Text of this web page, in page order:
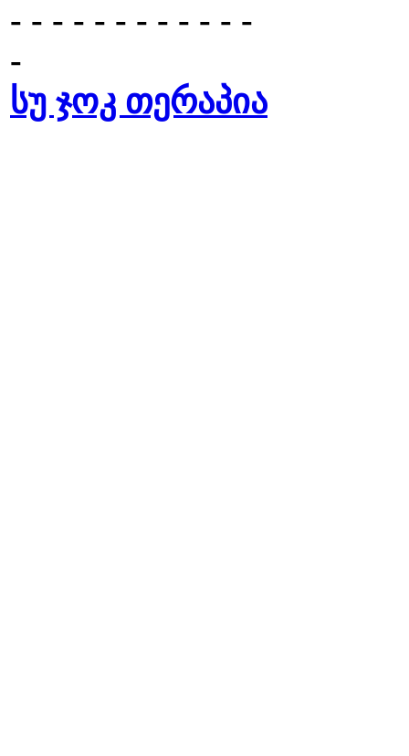
- - - - - - - - - - - -
-
სუ ჯოკ თერაპია